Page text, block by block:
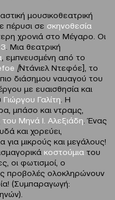
μουσικοθεατρική
πέρυσι σε σκηνοθεσία
χρονιά στο Μέγαρο. Οι
. Μια θεατρική
, εμπνευσμένη από το
[Ντάνιελ Ντεφόε], το
πιο διάσημου ναυαγού του
με ευαισθησία και
Γιώργου Γαλίτη . Η
μπάσο και ντραμς,
Μηνά Ι. Aλεξιάδη . Ένας
και χορεύει,
για μικρούς και μεγάλους!
κοστούμια του
οι φωτισμοί, ο
προβολές ολοκληρώνουν
(Συμπαραγωγή: